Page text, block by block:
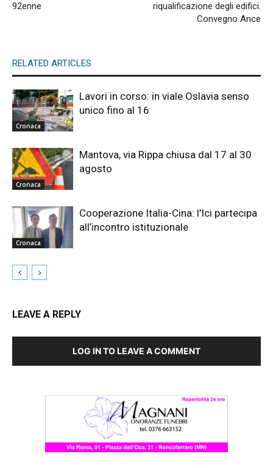
92enne
riqualificazione degli edifici.
Convegno Ance
RELATED ARTICLES
Cronaca
Lavori in corso: in viale Oslavia senso
unico fino al 16
Cronaca
Mantova, via Rippa chiusa dal 17 al 30
agosto
Cronaca
Cooperazione Italia-Cina: l’Ici partecipa
all’incontro istituzionale
LEAVE A REPLY
LOG IN TO LEAVE A COMMENT